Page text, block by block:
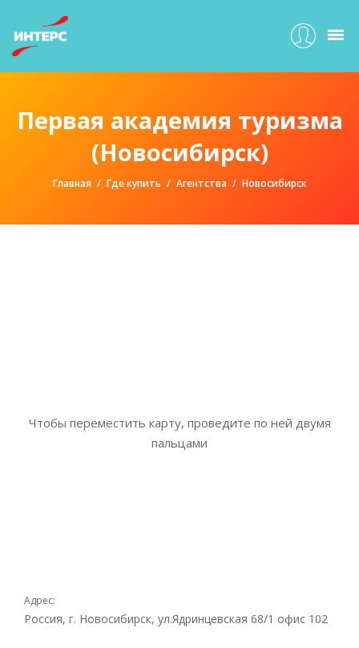
Первая академия туризма
(Новосибирск)
Главная Где купить Агентства Новосибирск
Чтобы переместить карту, проведите по ней двумя
пальцами
Адрес:
Россия, г. Новосибирск, ул.Ядринцевcкая 68/1 офис 102